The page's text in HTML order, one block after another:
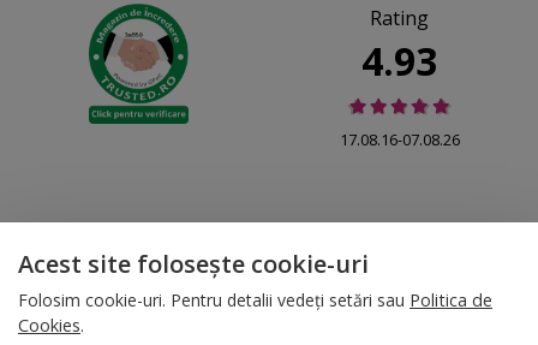
Rating
4.93
17.08.16-07.08.26
© 2026 Folina.ro | All Rights Reserved. Folina.ro | Designed by Artvertising
• Termene și condiții•Gestionează preferințe cookies
Acest site folosește cookie-uri
Folosim cookie-uri. Pentru detalii vedeți setări sau Politica de
Cookies.